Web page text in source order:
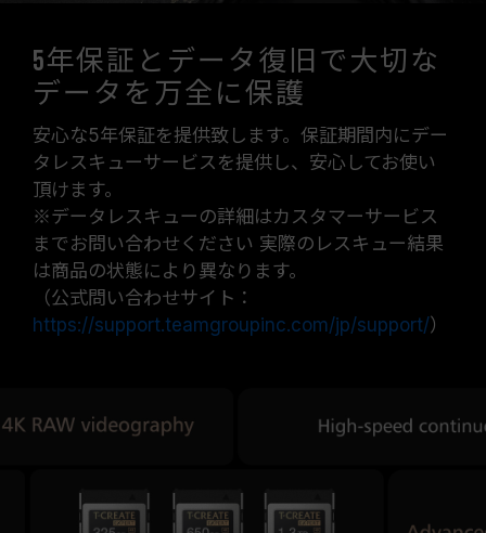
5年保証とデータ復旧で大切な
データを万全に保護
安心な5年保証を提供致します。保証期間内にデー
タレスキューサービスを提供し、安心してお使い
頂けます。
※データレスキューの詳細はカスタマーサービス
までお問い合わせください 実際のレスキュー結果
は商品の状態により異なります。
（公式問い合わせサイト：
https://support.teamgroupinc.com/jp/support/）